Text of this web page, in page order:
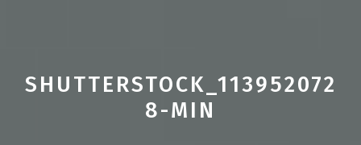
SHUTTERSTOCK_113952072
8-MIN